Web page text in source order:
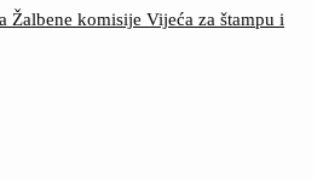
Žalbene komisije Vijeća za štampu i